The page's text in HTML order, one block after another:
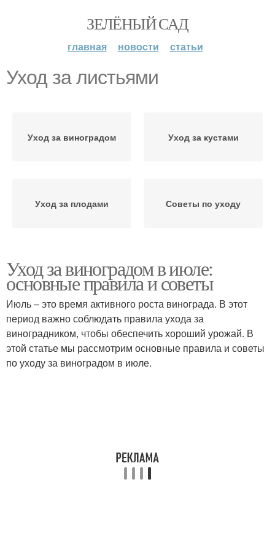
ЗЕЛЁНЫЙ САД
главная новости статьи
Уход за листьями
Уход за виноградом Уход за кустами
Уход за плодами Советы по уходу
Уход за виноградом в июле:
основные правила и советы
Июль – это время активного роста винограда. В этот
период важно соблюдать правила ухода за
виноградником, чтобы обеспечить хороший урожай. В
этой статье мы рассмотрим основные правила и советы
по уходу за виноградом в июле.